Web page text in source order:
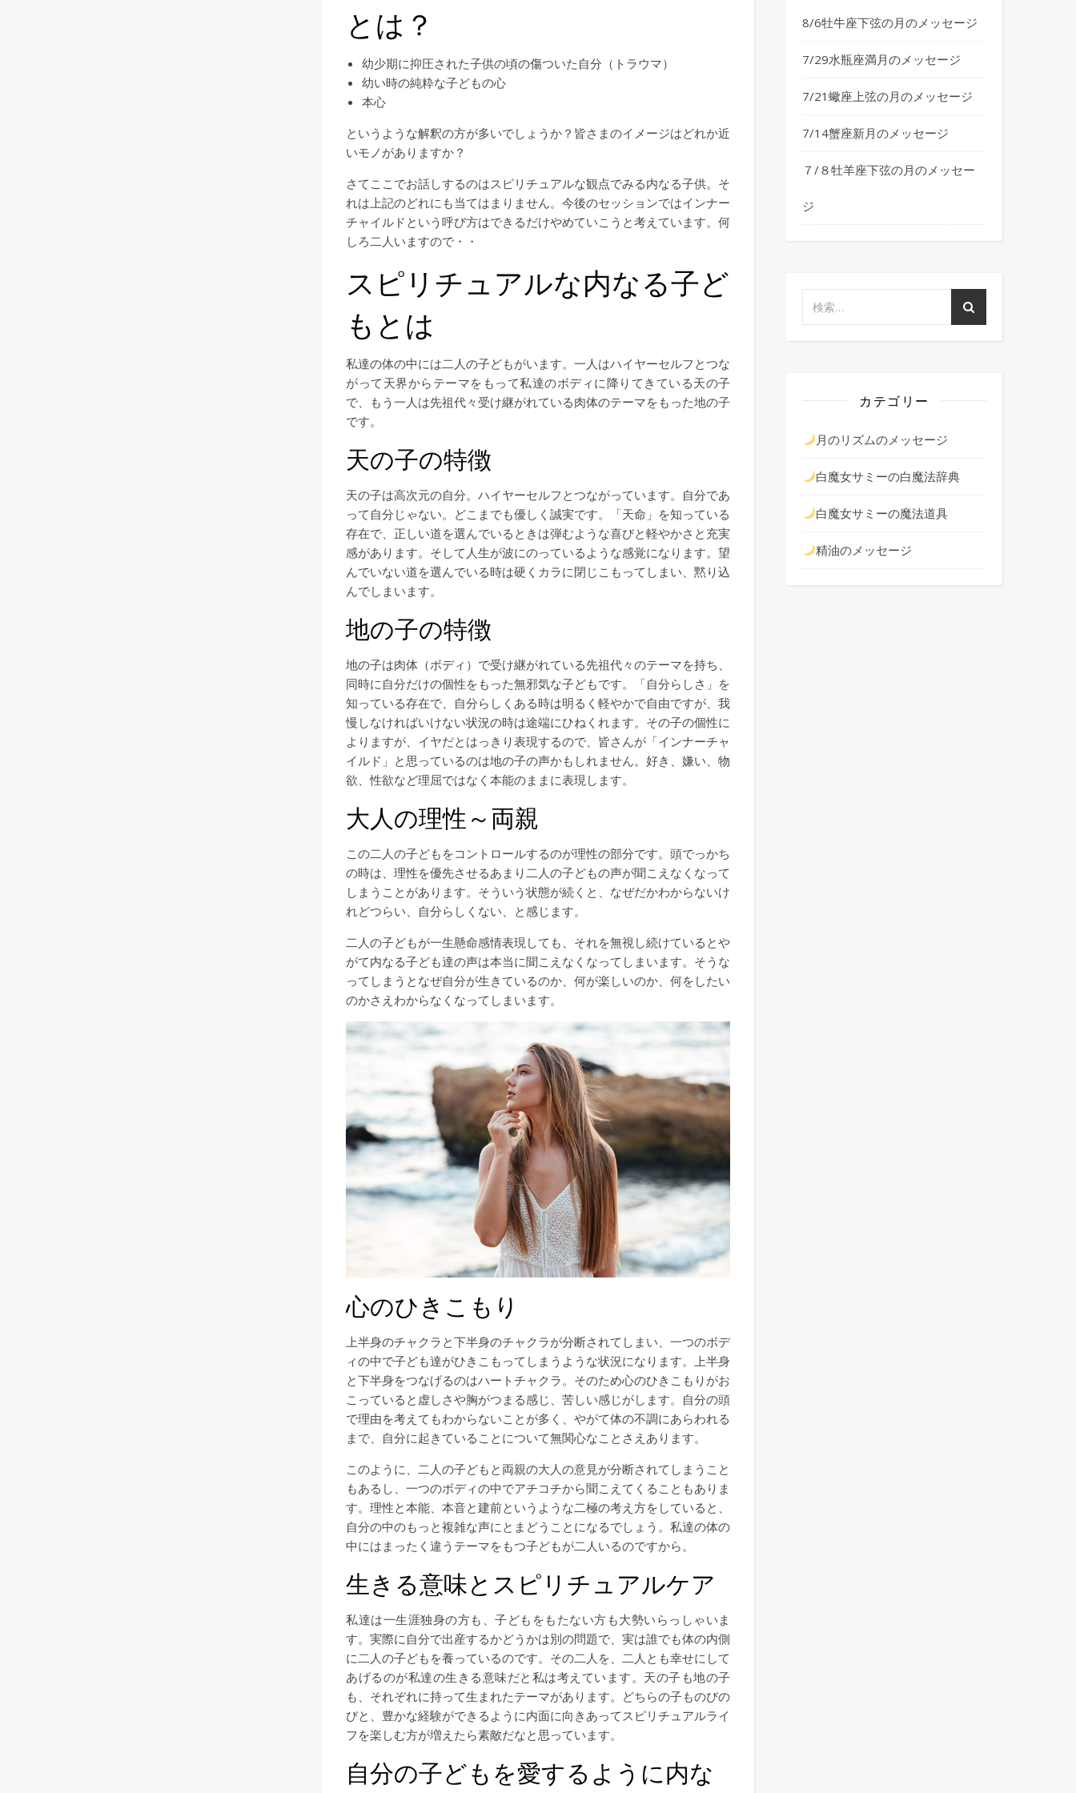
とは？
幼少期に抑圧された子供の頃の傷ついた自分（トラウマ）
幼い時の純粋な子どもの心
本心
というような解釈の方が多いでしょうか？皆さまのイメージはどれか近
いモノがありますか？
さてここでお話しするのはスピリチュアルな観点でみる内なる子供。そ
れは上記のどれにも当てはまりません。今後のセッションではインナー
チャイルドという呼び方はできるだけやめていこうと考えています。何
しろ二人いますので・・
スピリチュアルな内なる子ど
もとは
私達の体の中には二人の子どもがいます。一人はハイヤーセルフとつな
がって天界からテーマをもって私達のボディに降りてきている天の子
で、もう一人は先祖代々受け継がれている肉体のテーマをもった地の子
です。
天の子の特徴
天の子は高次元の自分。ハイヤーセルフとつながっています。自分であ
って自分じゃない。どこまでも優しく誠実です。「天命」を知っている
存在で、正しい道を選んでいるときは弾むような喜びと軽やかさと充実
感があります。そして人生が波にのっているような感覚になります。望
んでいない道を選んでいる時は硬くカラに閉じこもってしまい、黙り込
んでしまいます。
地の子の特徴
地の子は肉体（ボディ）で受け継がれている先祖代々のテーマを持ち、
同時に自分だけの個性をもった無邪気な子どもです。「自分らしさ」を
知っている存在で、自分らしくある時は明るく軽やかで自由ですが、我
慢しなければいけない状況の時は途端にひねくれます。その子の個性に
よりますが、イヤだとはっきり表現するので、皆さんが「インナーチャ
イルド」と思っているのは地の子の声かもしれません。好き、嫌い、物
欲、性欲など理屈ではなく本能のままに表現します。
大人の理性～両親
この二人の子どもをコントロールするのが理性の部分です。頭でっかち
の時は、理性を優先させるあまり二人の子どもの声が聞こえなくなって
しまうことがあります。そういう状態が続くと、なぜだかわからないけ
れどつらい、自分らしくない、と感じます。
二人の子どもが一生懸命感情表現しても、それを無視し続けているとや
がて内なる子ども達の声は本当に聞こえなくなってしまいます。そうな
ってしまうとなぜ自分が生きているのか、何が楽しいのか、何をしたい
のかさえわからなくなってしまいます。
心のひきこもり
上半身のチャクラと下半身のチャクラが分断されてしまい、一つのボデ
ィの中で子ども達がひきこもってしまうような状況になります。上半身
と下半身をつなげるのはハートチャクラ。そのため心のひきこもりがお
こっていると虚しさや胸がつまる感じ、苦しい感じがします。自分の頭
で理由を考えてもわからないことが多く、やがて体の不調にあらわれる
まで、自分に起きていることについて無関心なことさえあります。
このように、二人の子どもと両親の大人の意見が分断されてしまうこと
もあるし、一つのボディの中でアチコチから聞こえてくることもありま
す。理性と本能、本音と建前というような二極の考え方をしていると、
自分の中のもっと複雑な声にとまどうことになるでしょう。私達の体の
中にはまったく違うテーマをもつ子どもが二人いるのですから。
生きる意味とスピリチュアルケア
私達は一生涯独身の方も、子どもをもたない方も大勢いらっしゃいま
す。実際に自分で出産するかどうかは別の問題で、実は誰でも体の内側
に二人の子どもを養っているのです。その二人を、二人とも幸せにして
あげるのが私達の生きる意味だと私は考えています。天の子も地の子
も、それぞれに持って生まれたテーマがあります。どちらの子ものびの
びと、豊かな経験ができるように内面に向きあってスピリチュアルライ
フを楽しむ方が増えたら素敵だなと思っています。
自分の子どもを愛するように内な
8/6牡牛座下弦の月のメッセージ
7/29水瓶座満月のメッセージ
7/21蠍座上弦の月のメッセージ
7/14蟹座新月のメッセージ
７/８牡羊座下弦の月のメッセー
ジ
カテゴリー
月のリズムのメッセージ
白魔女サミーの白魔法辞典
白魔女サミーの魔法道具
精油のメッセージ